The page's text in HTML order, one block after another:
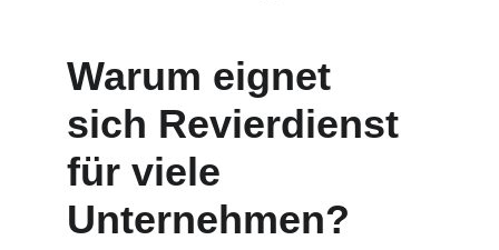
Warum eignet
sich Revierdienst
für viele
Unternehmen?